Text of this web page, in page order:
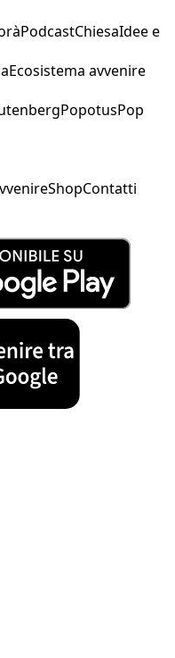
PodcastChiesaIdee e
Ecosistema avvenire
PopotusPop
ShopContatti